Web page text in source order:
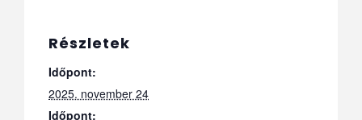
Részletek
Időpont:
2025. november 24
Időpont: